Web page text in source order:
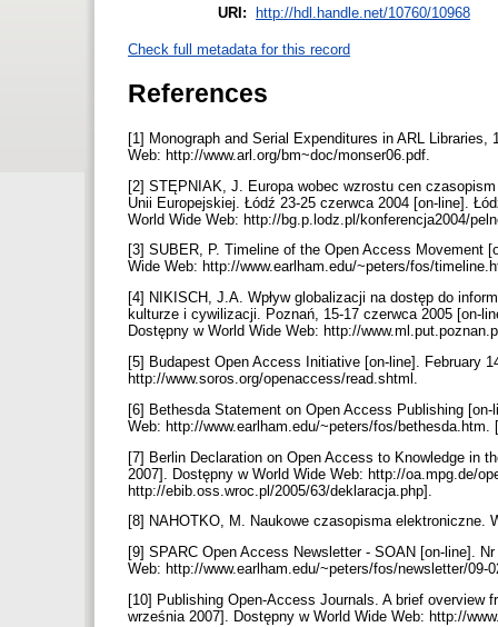
URI:
http://hdl.handle.net/10760/10968
Check full metadata for this record
References
[1] Monograph and Serial Expenditures in ARL
Web: http://www.arl.org/bm~doc/monser06.pdf.
[2] STĘPNIAK, J. Europa wobec wzrostu cen
Unii Europejskiej. Łódź 23-25 czerwca 2004 [on-line].
World Wide Web: http://bg.p.lodz.pl/konferencja2004/
[3] SUBER, P. Timeline of the Open Access Movement
Wide Web: http://www.earlham.edu/~peters/fos/
[4] NIKISCH, J.A. Wpływ globalizacji na dostęp do
kulturze i cywilizacji. Poznań, 15-17 czerwca 2005 [on-
Dostępny w World Wide Web: http://
[5] Budapest Open Access Initiative [on-line]. February
http://www.soros.org/openaccess/read.shtml.
[6] Bethesda Statement on Open Access Publishing
Web: http://www.earlham.edu/~peters/fos/
[7] Berlin Declaration on Open Access to Knowledge in
2007]. Dostępny w World Wide Web: http://oa.mpg.de/
http://ebib.oss.wroc.pl/2005/63/deklaracja.php].
[8] NAHOTKO, M. Naukowe czasopisma elektroniczne.
[9] SPARC Open Access Newsletter - SOAN [on-line].
Web: http://www.earlham.edu/~peters/fos/newsletter/09-
[10] Publishing Open-Access Journals. A brief overview
września 2007]. Dostępny w World Wide Web: http://